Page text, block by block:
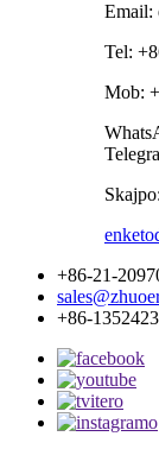
Email:
Tel:
Mob:
enketo
+86-21-
+86-